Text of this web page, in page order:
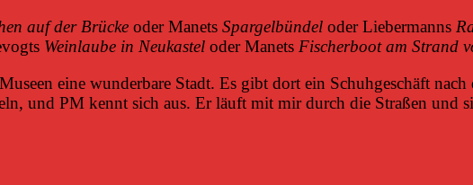
auf der Brücke oder Manets Spargelbündel oder Liebermanns
Weinlaube in Neukastel oder Manets Fischerboot am Strand
eine wunderbare Stadt. Es gibt dort ein Schuhgeschäft
und PM kennt sich aus. Er läuft mit mir durch die Straßen und